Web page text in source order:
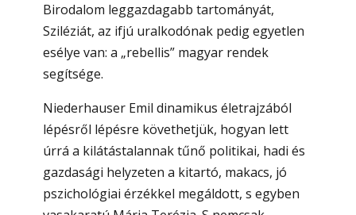
Birodalom leggazdagabb tartományát,
Sziléziát, az ifjú uralkodónak pedig egyetlen
esélye van: a „rebellis” magyar rendek
segítsége.
Niederhauser Emil dinamikus életrajzából
lépésről lépésre követhetjük, hogyan lett
úrrá a kilátástalannak tűnő politikai, hadi és
gazdasági helyzeten a kitartó, makacs, jó
pszichológiai érzékkel megáldott, s egyben